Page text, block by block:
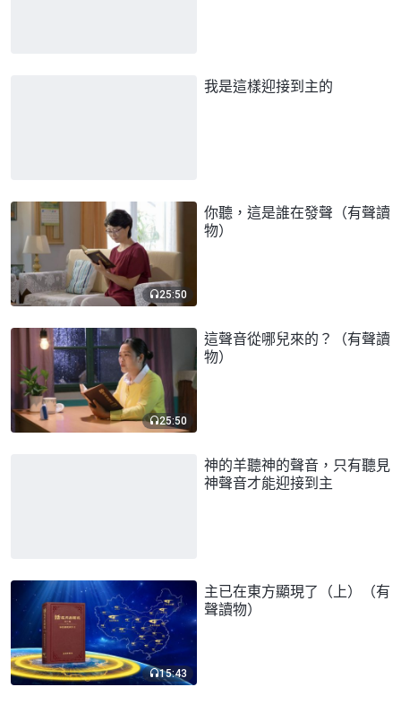
我是這樣迎接到主的
25:50
你聽，這是誰在發聲（有聲讀
物）
25:50
這聲音從哪兒來的？（有聲讀
物）
神的羊聽神的聲音，只有聽見
神聲音才能迎接到主
15:43
主已在東方顯現了（上）（有
聲讀物）